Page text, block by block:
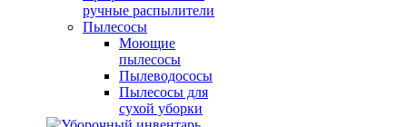
ручные распылители
Пылесосы
Моющие
пылесосы
Пылеводососы
Пылесосы для
сухой уборки